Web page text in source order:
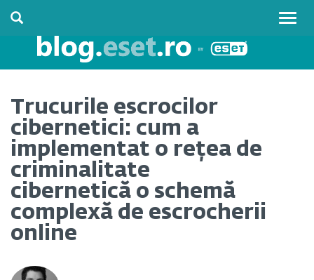
Trucurile escrocilor
cibernetici: cum a
implementat o rețea de
criminalitate
cibernetică o schemă
complexă de escrocherii
online